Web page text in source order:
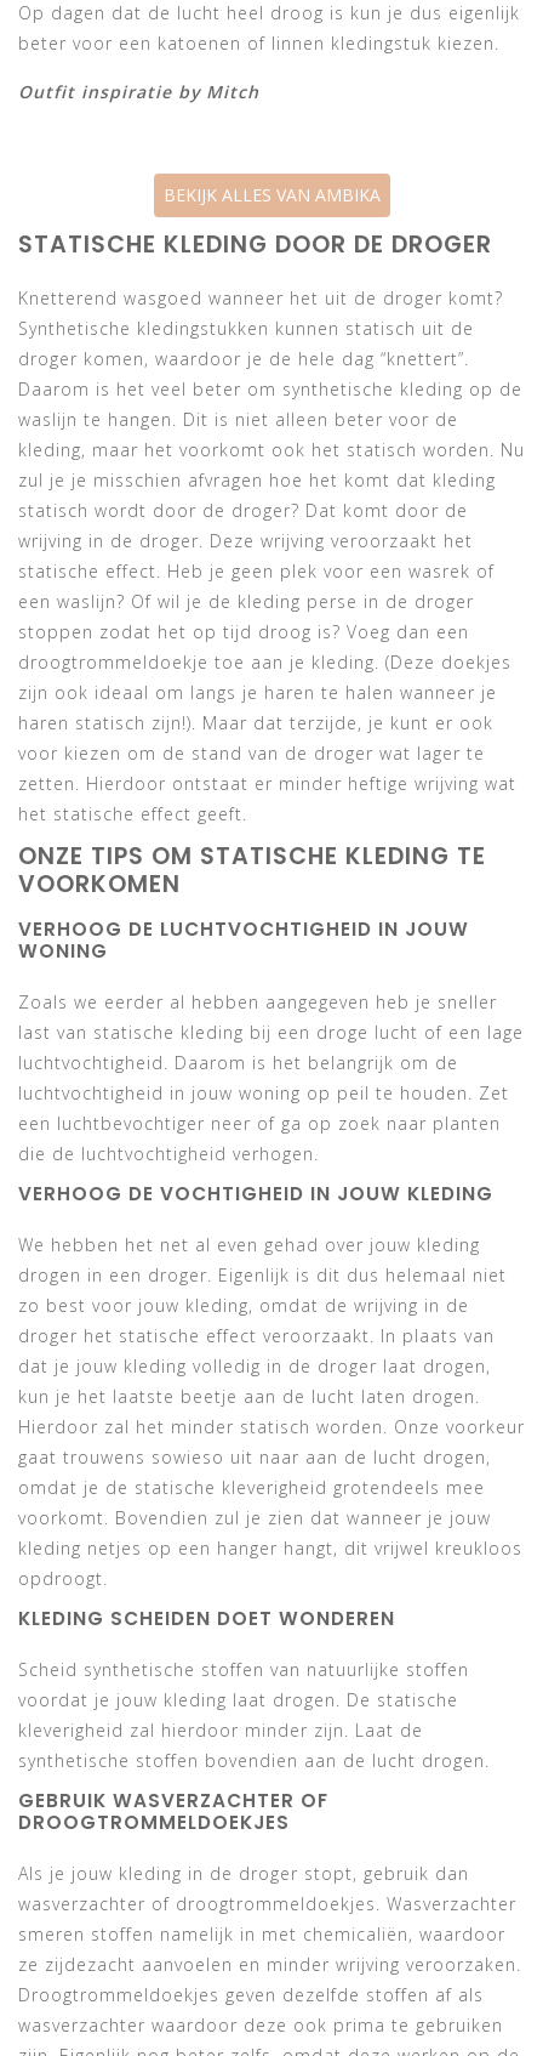
Op dagen dat de lucht heel droog is kun je dus eigenlijk
beter voor een katoenen of linnen kledingstuk kiezen.
Outfit inspiratie by Mitch
BEKIJK ALLES VAN AMBIKA
STATISCHE KLEDING DOOR DE DROGER
Knetterend wasgoed wanneer het uit de droger komt?
Synthetische kledingstukken kunnen statisch uit de
droger komen, waardoor je de hele dag “knettert”.
Daarom is het veel beter om synthetische kleding op de
waslijn te hangen. Dit is niet alleen beter voor de
kleding, maar het voorkomt ook het statisch worden. Nu
zul je je misschien afvragen hoe het komt dat kleding
statisch wordt door de droger? Dat komt door de
wrijving in de droger. Deze wrijving veroorzaakt het
statische effect. Heb je geen plek voor een wasrek of
een waslijn? Of wil je de kleding perse in de droger
stoppen zodat het op tijd droog is? Voeg dan een
droogtrommeldoekje toe aan je kleding. (Deze doekjes
zijn ook ideaal om langs je haren te halen wanneer je
haren statisch zijn!). Maar dat terzijde, je kunt er ook
voor kiezen om de stand van de droger wat lager te
zetten. Hierdoor ontstaat er minder heftige wrijving wat
het statische effect geeft.
ONZE TIPS OM STATISCHE KLEDING TE
VOORKOMEN
VERHOOG DE LUCHTVOCHTIGHEID IN JOUW
WONING
Zoals we eerder al hebben aangegeven heb je sneller
last van statische kleding bij een droge lucht of een lage
luchtvochtigheid. Daarom is het belangrijk om de
luchtvochtigheid in jouw woning op peil te houden. Zet
een luchtbevochtiger neer of ga op zoek naar planten
die de luchtvochtigheid verhogen.
VERHOOG DE VOCHTIGHEID IN JOUW KLEDING
We hebben het net al even gehad over jouw kleding
drogen in een droger. Eigenlijk is dit dus helemaal niet
zo best voor jouw kleding, omdat de wrijving in de
droger het statische effect veroorzaakt. In plaats van
dat je jouw kleding volledig in de droger laat drogen,
kun je het laatste beetje aan de lucht laten drogen.
Hierdoor zal het minder statisch worden. Onze voorkeur
gaat trouwens sowieso uit naar aan de lucht drogen,
omdat je de statische kleverigheid grotendeels mee
voorkomt. Bovendien zul je zien dat wanneer je jouw
kleding netjes op een hanger hangt, dit vrijwel kreukloos
opdroogt.
KLEDING SCHEIDEN DOET WONDEREN
Scheid synthetische stoffen van natuurlijke stoffen
voordat je jouw kleding laat drogen. De statische
kleverigheid zal hierdoor minder zijn. Laat de
synthetische stoffen bovendien aan de lucht drogen.
GEBRUIK WASVERZACHTER OF
DROOGTROMMELDOEKJES
Als je jouw kleding in de droger stopt, gebruik dan
wasverzachter of droogtrommeldoekjes. Wasverzachter
smeren stoffen namelijk in met chemicaliën, waardoor
ze zijdezacht aanvoelen en minder wrijving veroorzaken.
Droogtrommeldoekjes geven dezelfde stoffen af als
wasverzachter waardoor deze ook prima te gebruiken